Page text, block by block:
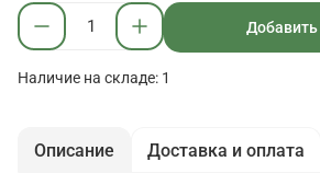
Добавить
Наличие на складе: 1
Описание Доставка и оплата